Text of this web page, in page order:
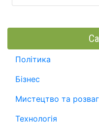
Політика
Бізнес
Мистецтво та
Технологія